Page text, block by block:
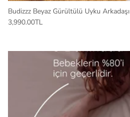
Budizzz Beyaz Gürültülü Uyku Arkadaşı
3,990.00TL